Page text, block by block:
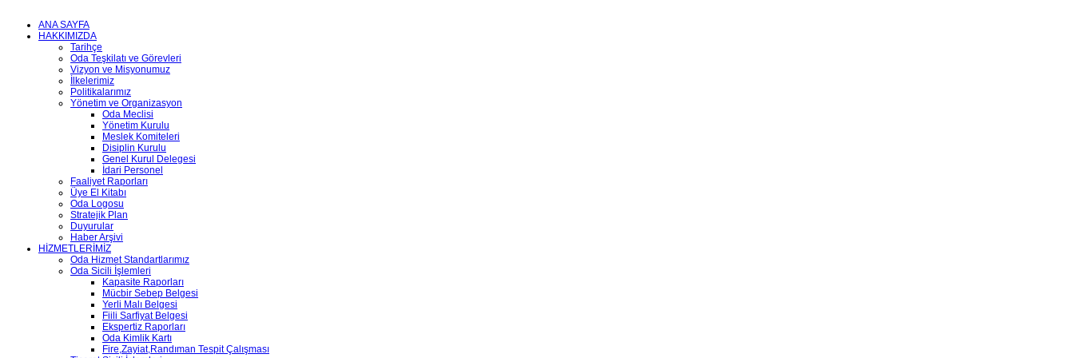
ANA SAYFA
HAKKIMIZDA
Tarihçe
Oda Teşkilatı ve Görevleri
Vizyon ve Misyonumuz
İlkelerimiz
Politikalarımız
Yönetim ve Organizasyon
Oda Meclisi
Yönetim Kurulu
Meslek Komiteleri
Disiplin Kurulu
Genel Kurul Delegesi
İdari Personel
Faaliyet Raporları
Üye El Kitabı
Oda Logosu
Stratejik Plan
Duyurular
Haber Arşivi
HİZMETLERİMİZ
Oda Hizmet Standartlarımız
Oda Sicili İşlemleri
Kapasite Raporları
Mücbir Sebep Belgesi
Yerli Malı Belgesi
Fiili Sarfiyat Belgesi
Ekspertiz Raporları
Oda Kimlik Kartı
Fire,Zayiat,Randıman Tespit Çalışması